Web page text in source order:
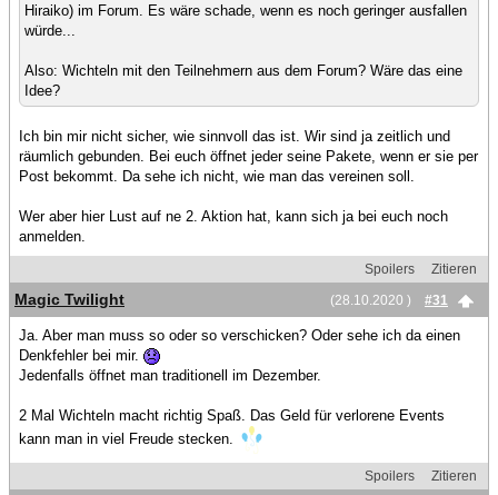
Hiraiko) im Forum. Es wäre schade, wenn es noch geringer ausfallen
würde...
Also: Wichteln mit den Teilnehmern aus dem Forum? Wäre das eine
Idee?
Ich bin mir nicht sicher, wie sinnvoll das ist. Wir sind ja zeitlich und
räumlich gebunden. Bei euch öffnet jeder seine Pakete, wenn er sie per
Post bekommt. Da sehe ich nicht, wie man das vereinen soll.
Wer aber hier Lust auf ne 2. Aktion hat, kann sich ja bei euch noch
anmelden.
Spoilers
Zitieren
(28.10.2020 )
#31
Magic Twilight
Ja. Aber man muss so oder so verschicken? Oder sehe ich da einen
Denkfehler bei mir.
Jedenfalls öffnet man traditionell im Dezember.
2 Mal Wichteln macht richtig Spaß. Das Geld für verlorene Events
kann man in viel Freude stecken.
Spoilers
Zitieren